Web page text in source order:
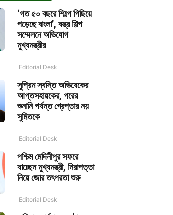
‘গত ৫০ বছরে শিল্পে পিছিয়ে
পড়েছে বাংলা’, বস্ত্র শিল্প
সম্মেলনে অভিযোগ
মুখ্যমন্ত্রীর
Editorial Desk
সুপ্রিম স্বস্তি অভিষেকের
আপ্তসহায়কের, পরের
শুনানি পর্যন্ত গ্রেপ্তার নয়
সুমিতকে
Editorial Desk
পশ্চিম মেদিনীপুর সফরে
যাচ্ছেন মুখ্যমন্ত্রী, নিরাপত্তা
নিয়ে জোর তৎপরতা শুরু
Editorial Desk